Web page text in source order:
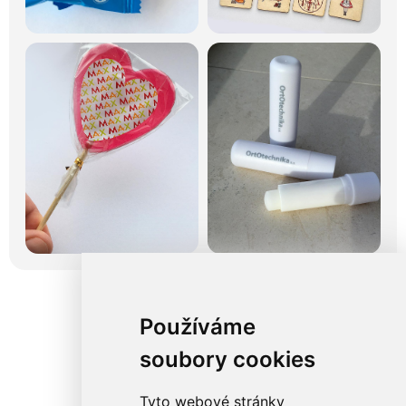
Používáme
soubory cookies
Tyto webové stránky